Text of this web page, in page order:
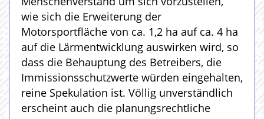
wie sich die Erweiterung der
Motorsportfläche von ca. 1,2 ha auf ca. 4 ha
auf die Lärmentwicklung auswirken wird, so
dass die Behauptung des Betreibers, die
Immissionsschutzwerte würden eingehalten,
reine Spekulation ist. Völlig unverständlich
erscheint auch die planungsrechtliche